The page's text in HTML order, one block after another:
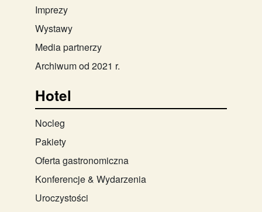
Imprezy
Wystawy
Media partnerzy
Archiwum od 2021 r.
Hotel
Nocleg
Pakiety
Oferta gastronomiczna
Konferencje & Wydarzenia
Uroczystości